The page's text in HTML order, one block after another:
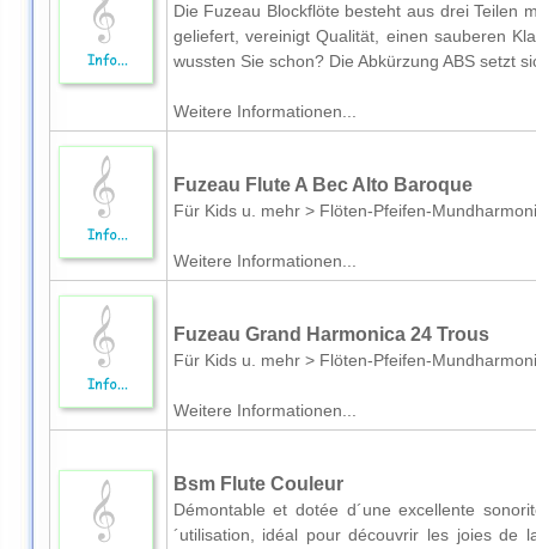
Die Fuzeau Blockflöte besteht aus drei Teilen
geliefert, vereinigt Qualität, einen sauberen
wussten Sie schon? Die Abkürzung ABS setzt
Weitere Informationen...
Fuzeau Flute A Bec Alto Baroque
Für Kids u. mehr > Flöten-Pfeifen-
Weitere Informationen...
Fuzeau Grand Harmonica 24 Trous
Für Kids u. mehr > Flöten-Pfeifen-
Weitere Informationen...
Bsm Flute Couleur
Démontable et dotée d´une excellente
´utilisation, idéal pour découvrir les joies